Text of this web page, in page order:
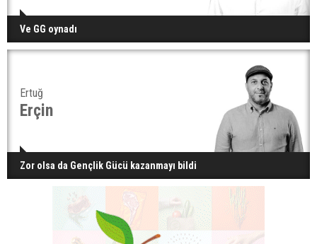
Ve GG oynadı
Ertuğ
Erçin
Zor olsa da Gençlik Gücü kazanmayı bildi